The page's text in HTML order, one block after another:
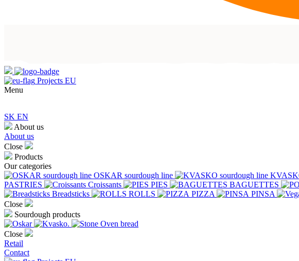
Projects EU
Menu
SK EN
About us
About us
Close
Products
Our categories
OSKAR sourdough line
PASTRIES
Croissants PIES BAGUETTES
Breadsticks
ROLLS PIZZA PINSA
Close
Sourdough products
Close
Retail
Contact